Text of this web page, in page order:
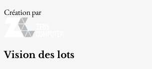
Création par
Vision des lots